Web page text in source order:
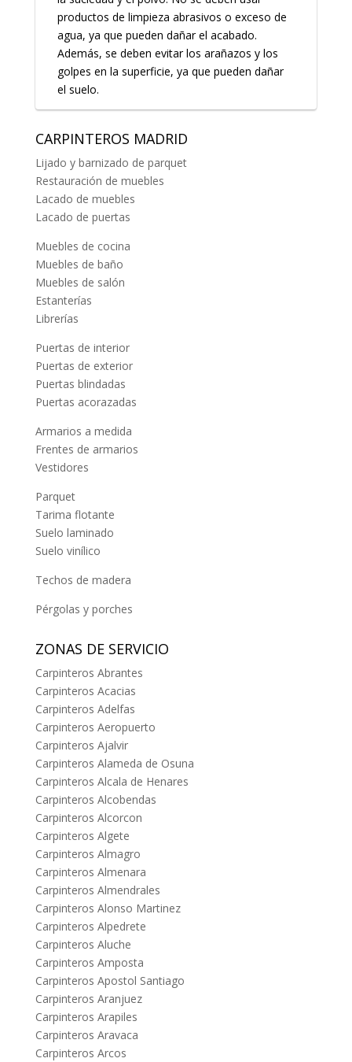
productos de limpieza abrasivos o exceso de
agua, ya que pueden dañar el acabado.
Además, se deben evitar los arañazos y los
golpes en la superficie, ya que pueden dañar
el suelo.
CARPINTEROS MADRID
Lijado y barnizado de parquet
Restauración de muebles
Lacado de muebles
Lacado de puertas
Muebles de cocina
Muebles de baño
Muebles de salón
Estanterías
Librerías
Puertas de interior
Puertas de exterior
Puertas blindadas
Puertas acorazadas
Armarios a medida
Frentes de armarios
Vestidores
Parquet
Tarima flotante
Suelo laminado
Suelo vinílico
Techos de madera
Pérgolas y porches
ZONAS DE SERVICIO
Carpinteros Abrantes
Carpinteros Acacias
Carpinteros Adelfas
Carpinteros Aeropuerto
Carpinteros Ajalvir
Carpinteros Alameda de Osuna
Carpinteros Alcala de Henares
Carpinteros Alcobendas
Carpinteros Alcorcon
Carpinteros Algete
Carpinteros Almagro
Carpinteros Almenara
Carpinteros Almendrales
Carpinteros Alonso Martinez
Carpinteros Alpedrete
Carpinteros Aluche
Carpinteros Amposta
Carpinteros Apostol Santiago
Carpinteros Aranjuez
Carpinteros Arapiles
Carpinteros Aravaca
Carpinteros Arcos